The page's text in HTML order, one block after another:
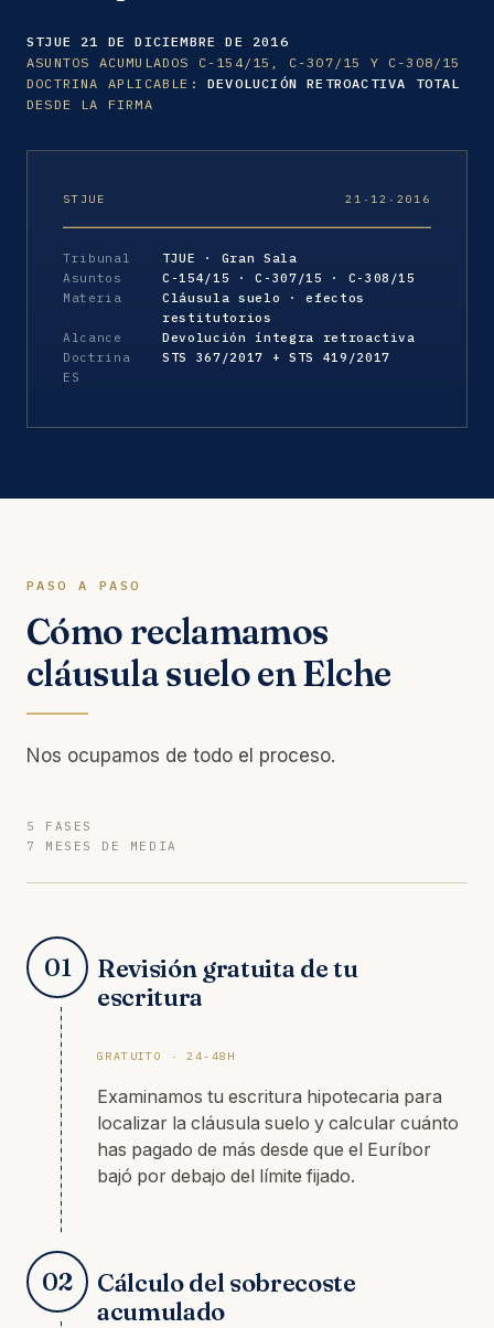
STJUE 21 DE DICIEMBRE DE 2016
ASUNTOS ACUMULADOS C-154/15, C-307/15 Y C-308/15
DOCTRINA APLICABLE: DEVOLUCIÓN RETROACTIVA TOTAL
DESDE LA FIRMA
STJUE 21·12·2016
Tribunal
TJUE · Gran Sala
Asuntos
C-154/15 · C-307/15 · C-308/15
Materia
Cláusula suelo · efectos
restitutorios
Alcance
Devolución íntegra retroactiva
Doctrina
ES
STS 367/2017 + STS 419/2017
PASO A PASO
Cómo reclamamos
cláusula suelo en Elche
Nos ocupamos de todo el proceso.
5 FASES
7 MESES DE MEDIA
01
Revisión gratuita de tu
escritura
GRATUITO · 24-48H
Examinamos tu escritura hipotecaria para
localizar la cláusula suelo y calcular cuánto
has pagado de más desde que el Euríbor
bajó por debajo del límite fijado.
02
Cálculo del sobrecoste
acumulado